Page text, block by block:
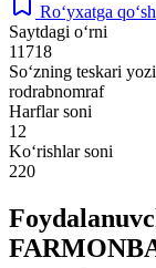
Ro‘yxatga
Saytdagi o‘rni
11718
So‘zning teskari
rodrabnomraf
Harflar soni
12
Ko‘rishlar soni
220